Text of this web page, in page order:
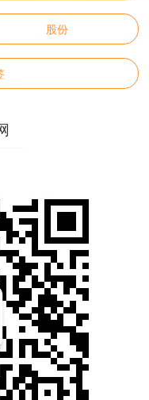
股份